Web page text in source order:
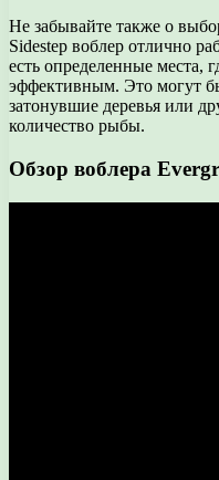
Не забывайте также о
Sidestep воблер отлично
есть определенные места,
эффективным. Это могут
затонувшие деревья или
количество рыбы.
Обзор воблера